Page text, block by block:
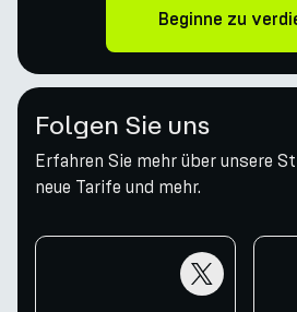
Beginne zu
Folgen Sie uns
Erfahren Sie mehr über unsere
neue Tarife und mehr.